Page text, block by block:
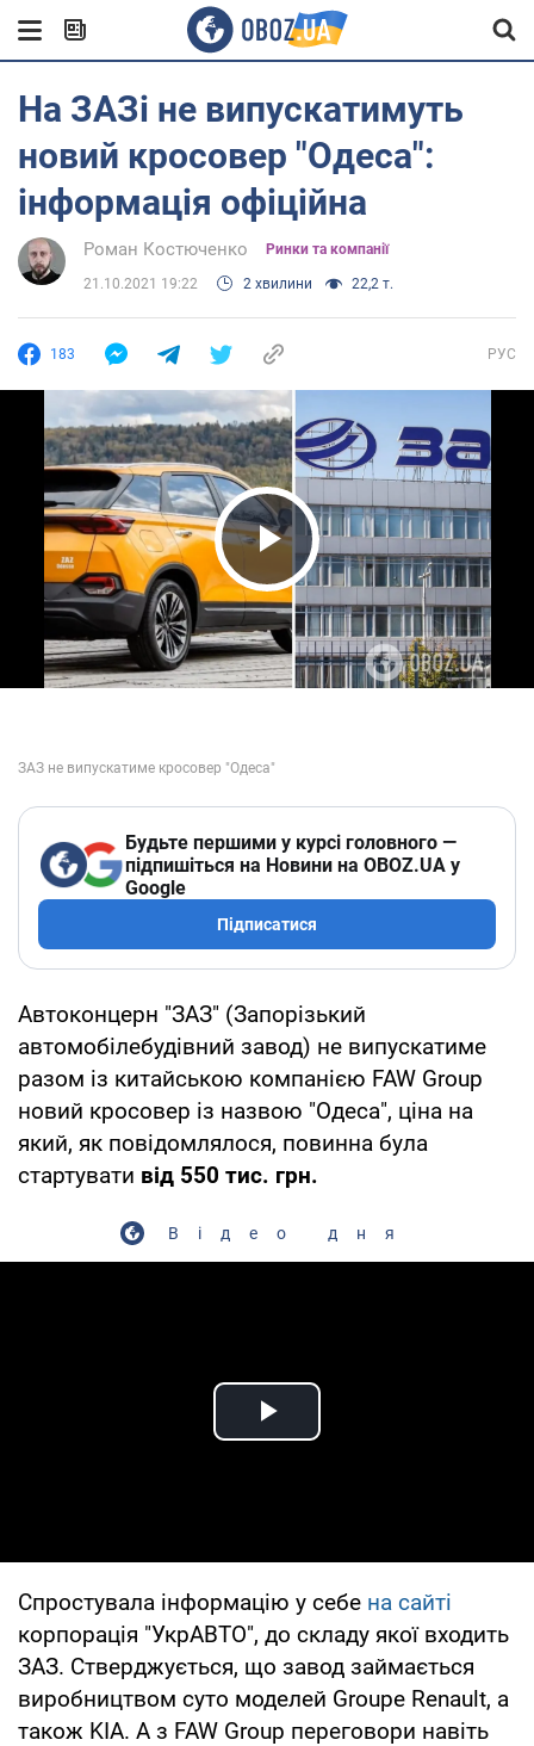
На ЗАЗі не випускатимуть
новий кросовер "Одеса":
інформація офіційна
Роман Костюченко Ринки та компанії
21.10.2021 19:22 2 хвилини 22,2 т.
183 РУС
Play Video
Будьте першими у курсі головного —
підпишіться на Новини на OBOZ.UA у
Google
Підписатися
Автоконцерн "ЗАЗ" (Запорізький
автомобілебудівний завод) не випускатиме
разом із китайською компанією FAW Group
новий кросовер із назвою "Одеса", ціна на
який, як повідомлялося, повинна була
стартувати від 550 тис. грн.
Відео дня
Play Video
Спростувала інформацію у себе на сайті
корпорація "УкрАВТО", до складу якої входить
ЗАЗ. Стверджується, що завод займається
виробництвом суто моделей Groupe Renault, а
також KIA. А з FAW Group переговори навіть